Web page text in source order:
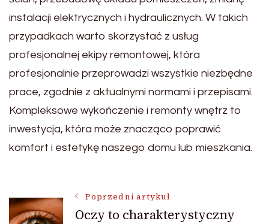
instalacji elektrycznych i hydraulicznych. W takich
przypadkach warto skorzystać z usług
profesjonalnej ekipy remontowej, która
profesjonalnie przeprowadzi wszystkie niezbędne
prace, zgodnie z aktualnymi normami i przepisami.
Kompleksowe wykończenie i remonty wnętrz to
inwestycja, która może znacząco poprawić
komfort i estetykę naszego domu lub mieszkania.
NawigacjaPoprzedni artykuł
Oczy to charakterystyczny